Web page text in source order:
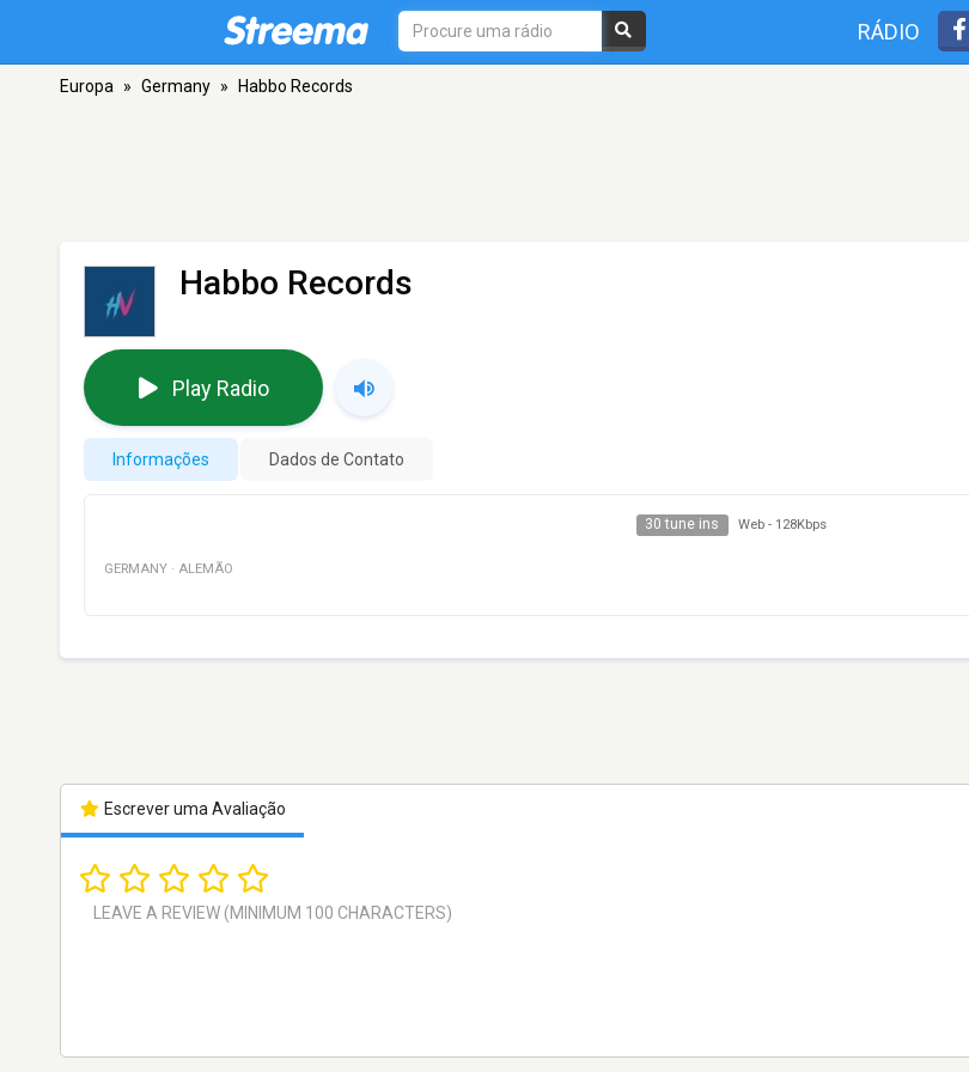
RÁDIO
Europa » Germany » Habbo Records
Habbo Records
Play Radio
Informações Dados de Contato
30 tune ins Web - 128Kbps
GERMANY · ALEMÃO
Escrever uma Avaliação